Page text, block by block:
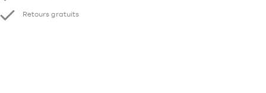
Retours gratuits